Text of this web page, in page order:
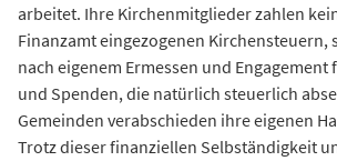
arbeitet. Ihre Kirchenmitglieder zahlen
Finanzamt eingezogenen Kirchensteuern,
nach eigenem Ermessen und
und Spenden, die natürlich steuerlich
Gemeinden verabschieden ihre eigenen
Trotz dieser finanziellen Selbständigkeit